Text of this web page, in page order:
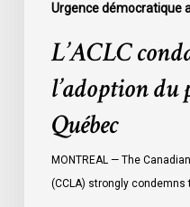
Urgence démocratique
L’ACLC
l’adoption du
Québec
MONTREAL — The
(CCLA) strongly condemns